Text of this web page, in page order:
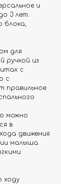
и
3 лет.
блока,
для
ручкой из
с
с
правильное
можно
в
движения
малыша
ходу